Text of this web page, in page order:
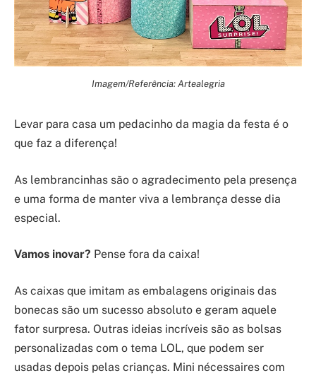
Imagem/Referência: Artealegria
Levar para casa um pedacinho da magia da festa é o
que faz a diferença!
As lembrancinhas são o agradecimento pela presença
e uma forma de manter viva a lembrança desse dia
especial.
Vamos inovar? Pense fora da caixa!
As caixas que imitam as embalagens originais das
bonecas são um sucesso absoluto e geram aquele
fator surpresa. Outras ideias incríveis são as bolsas
personalizadas com o tema LOL, que podem ser
usadas depois pelas crianças. Mini nécessaires com